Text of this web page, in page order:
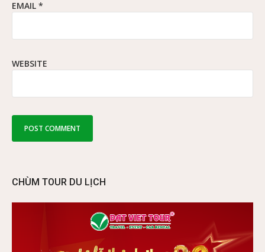
EMAIL *
WEBSITE
CHÙM TOUR DU LỊCH